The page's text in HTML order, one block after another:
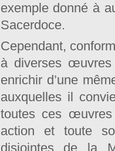
exemple donné à
Sacerdoce.
Cependant,
à diverses
enrichir d’une
auxquelles il
toutes ces œuvres
action et toute
disjointes de la